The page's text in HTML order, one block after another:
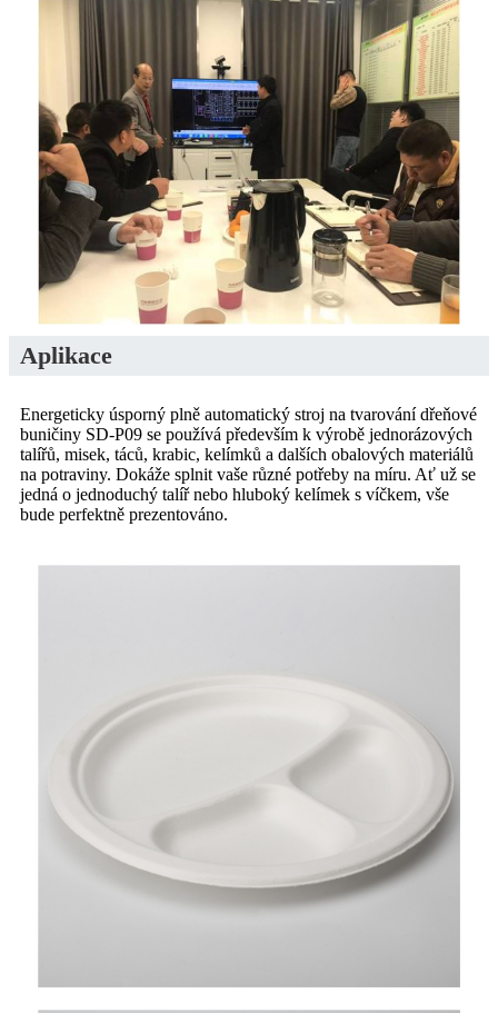
Aplikace
Energeticky úsporný plně automatický stroj na tvarování dřeňové
buničiny SD-P09 se používá především k výrobě jednorázových
talířů, misek, táců, krabic, kelímků a dalších obalových materiálů
na potraviny. Dokáže splnit vaše různé potřeby na míru. Ať už se
jedná o jednoduchý talíř nebo hluboký kelímek s víčkem, vše
bude perfektně prezentováno.